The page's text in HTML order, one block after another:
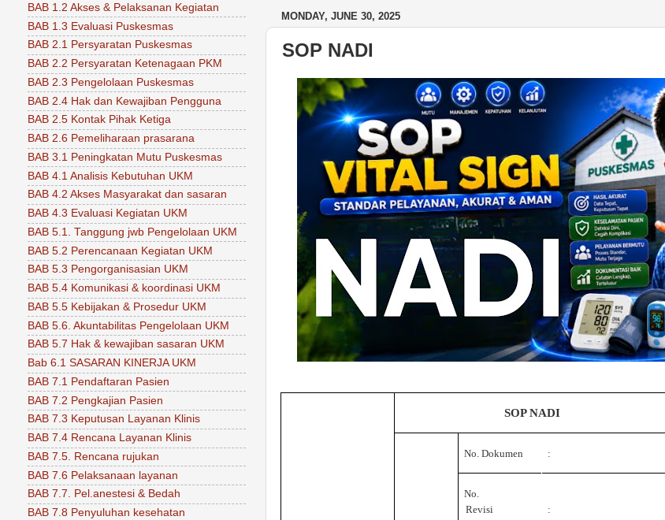
MONDAY, JUNE 30, 2025
SOP NADI
SOP NADI
No. Dokumen :
No.
Revisi
:
BAB 1.2 Akses & Pelaksanan Kegiatan
BAB 1.3 Evaluasi Puskesmas
BAB 2.1 Persyaratan Puskesmas
BAB 2.2 Persyaratan Ketenagaan PKM
BAB 2.3 Pengelolaan Puskesmas
BAB 2.4 Hak dan Kewajiban Pengguna
BAB 2.5 Kontak Pihak Ketiga
BAB 2.6 Pemeliharaan prasarana
BAB 3.1 Peningkatan Mutu Puskesmas
BAB 4.1 Analisis Kebutuhan UKM
BAB 4.2 Akses Masyarakat dan sasaran
BAB 4.3 Evaluasi Kegiatan UKM
BAB 5.1. Tanggung jwb Pengelolaan UKM
BAB 5.2 Perencanaan Kegiatan UKM
BAB 5.3 Pengorganisasian UKM
BAB 5.4 Komunikasi & koordinasi UKM
BAB 5.5 Kebijakan & Prosedur UKM
BAB 5.6. Akuntabilitas Pengelolaan UKM
BAB 5.7 Hak & kewajiban sasaran UKM
Bab 6.1 SASARAN KINERJA UKM
BAB 7.1 Pendaftaran Pasien
BAB 7.2 Pengkajian Pasien
BAB 7.3 Keputusan Layanan Klinis
BAB 7.4 Rencana Layanan Klinis
BAB 7.5. Rencana rujukan
BAB 7.6 Pelaksanaan layanan
BAB 7.7. Pel.anestesi & Bedah
BAB 7.8 Penyuluhan kesehatan